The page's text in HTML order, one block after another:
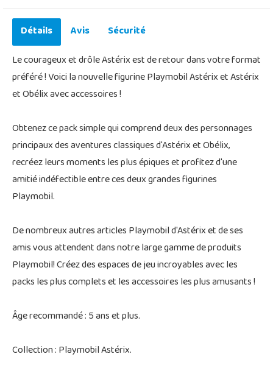
Détails Avis
Sécurité
Le courageux et drôle Astérix est de retour dans votre format
préféré ! Voici la nouvelle figurine Playmobil Astérix et Astérix
et Obélix avec accessoires !
Obtenez ce pack simple qui comprend deux des personnages
principaux des aventures classiques d'Astérix et Obélix,
recréez leurs moments les plus épiques et profitez d'une
amitié indéfectible entre ces deux grandes figurines
Playmobil.
De nombreux autres articles Playmobil d'Astérix et de ses
amis vous attendent dans notre large gamme de produits
Playmobil! Créez des espaces de jeu incroyables avec les
packs les plus complets et les accessoires les plus amusants !
Âge recommandé : 5 ans et plus.
Collection : Playmobil Astérix.